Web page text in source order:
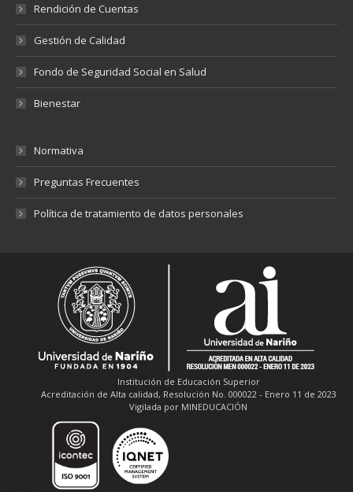
Rendición de Cuentas
Gestión de Calidad
Fondo de Seguridad Social en Salud
Bienestar
Normativa
Preguntas Frecuentes
Política de tratamiento de datos personales
Institución de Educación Superior
Acreditación de Alta calidad, Resolución No. 000022 - Enero 11 de 2023
Vigilada por MINEDUCACIÓN